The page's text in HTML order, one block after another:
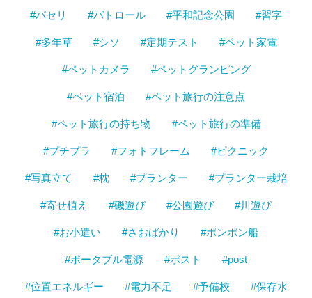
#パセリ #パトロール #平和記念公園 #習字
#多年草 #シソ #定期テスト #ペット家電
#ペットカメラ #ペットグランピング
#ペット宿泊 #ペット旅行の注意点
#ペット旅行の持ち物 #ペット旅行の準備
#プチプラ #フォトフレーム #ピクニック
#写真立て #枕 #プランター #プランター栽培
#寄せ植え #磯遊び #公園遊び #川遊び
#お小遣い #さおばかり #ポンポン船
#ポータブル電源 #ポスト #post
#位置エネルギー #電力不足 #予備校 #保存水